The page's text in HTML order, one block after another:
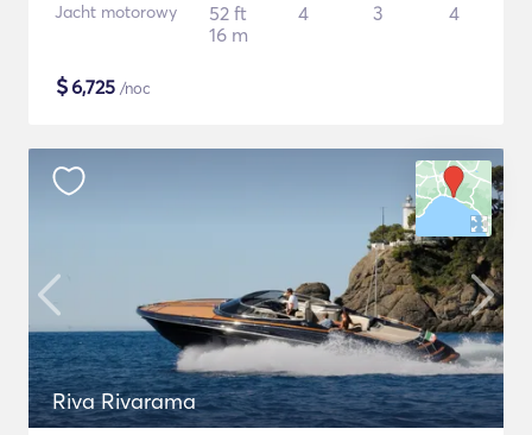
Jacht motorowy
52 ft
16 m
4 3 4
$6,725 /noc
Riva Rivarama